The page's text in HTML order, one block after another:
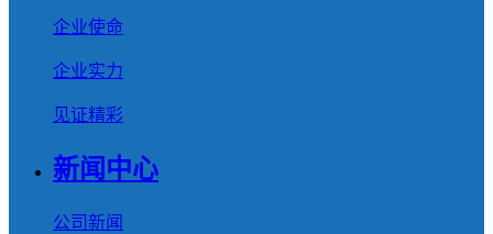
企业使命
企业实力
见证精彩
新闻中心
公司新闻